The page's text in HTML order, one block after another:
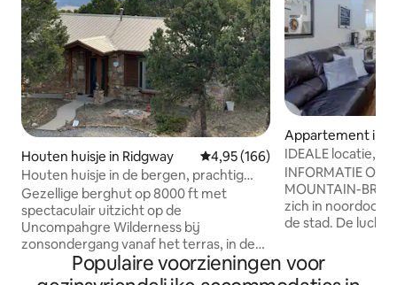
Houten huisje in Ridgway Gemiddelde beoordeling van
4,95 (166)
Houten huisje in de bergen, prachtig
uitzicht, ruim
Gezellige berghut op 8000 ft met
spectaculair uitzicht op de
Uncompahgre Wilderness bij
zonsondergang vanaf het terras, in de
buurt van Ridgway, Ouray en Telluride.
Deze verbeterde cabine is voorzien van
Appartement in
IDEALE locatie,
hieronder
INFORMATIE
MOUNTAIN-
zich in
de stad. De
is vaak blauw in
Controleer
Populaire voorzieningen voor